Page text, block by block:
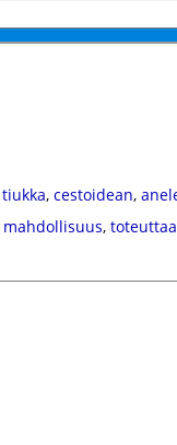
tiukka, cestoidean,
mahdollisuus, toteuttaa